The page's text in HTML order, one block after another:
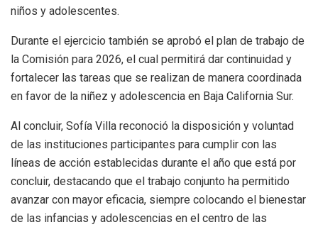
niños y adolescentes.
Durante el ejercicio también se aprobó el plan de trabajo de
la Comisión para 2026, el cual permitirá dar continuidad y
fortalecer las tareas que se realizan de manera coordinada
en favor de la niñez y adolescencia en Baja California Sur.
Al concluir, Sofía Villa reconoció la disposición y voluntad
de las instituciones participantes para cumplir con las
líneas de acción establecidas durante el año que está por
concluir, destacando que el trabajo conjunto ha permitido
avanzar con mayor eficacia, siempre colocando el bienestar
de las infancias y adolescencias en el centro de las